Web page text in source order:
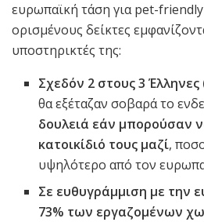
ευρωπαϊκή τάση για pet-friendly
ορισμένους δείκτες
υποστηρικτές της:
Σχεδόν 2 στους 3 Έλληνες
θα εξέταζαν σοβαρά το
δουλειά εάν μπορούσαν
κατοικίδιό τους μαζί,
υψηλότερο από τον
Σε ευθυγράμμιση με την
73% των εργαζομένων